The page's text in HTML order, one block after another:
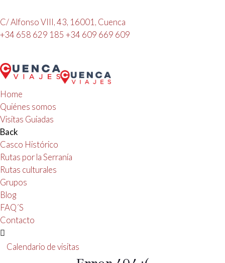
C/ Alfonso VIII, 43, 16001, Cuenca
+34 658 629 185 +34 609 669 609
Home
Quiénes somos
Visitas Guiadas
Back
Casco Histórico
Rutas por la Serranía
Rutas culturales
Grupos
Blog
FAQ´S
Contacto
Calendario de visitas